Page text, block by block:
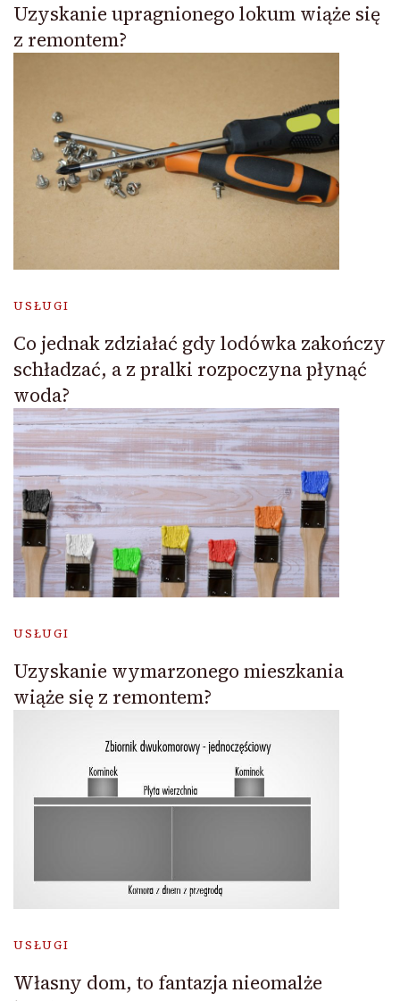
Uzyskanie upragnionego lokum wiąże się
z remontem?
USŁUGI
Co jednak zdziałać gdy lodówka zakończy
schładzać, a z pralki rozpoczyna płynąć
woda?
USŁUGI
Uzyskanie wymarzonego mieszkania
wiąże się z remontem?
USŁUGI
Własny dom, to fantazja nieomalże